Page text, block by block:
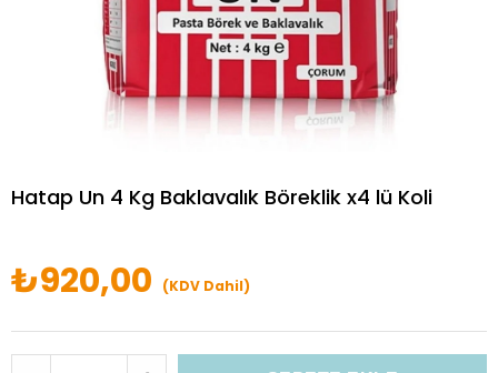
Hatap Un 4 Kg Baklavalık Böreklik x4 lü Koli
₺920,00 (KDV Dahil)